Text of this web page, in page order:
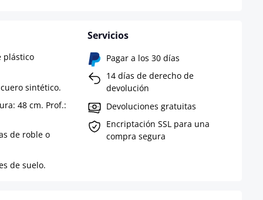
plástico
sintético.
48 cm. Prof.:
de roble o
de suelo.
Servicios
Pagar a los 30 días
14 días de derecho de
devolución
Devoluciones gratuitas
Encriptación SSL para una
compra segura